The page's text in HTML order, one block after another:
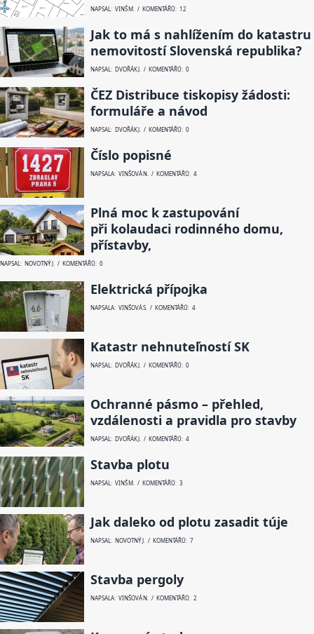
NAPSAL: VINŠ M. / KOMENTÁŘŮ: 12
Jak to má s nahlížením do katastru
nemovitostí Slovenská republika?
NAPSAL: DVOŘÁK J. / KOMENTÁŘŮ: 0
ČEZ Distribuce tiskopisy žádosti:
formuláře a návod
NAPSAL: DVOŘÁK J. / KOMENTÁŘŮ: 0
Číslo popisné
NAPSALA: VINŠOVÁ N. / KOMENTÁŘŮ: 4
Plná moc k zastupování
při kolaudaci rodinného domu,
přístavby,
NAPSAL: NOVOTNÝ J. / KOMENTÁŘŮ: 0
Elektrická přípojka
NAPSALA: VINŠOVÁ S. / KOMENTÁŘŮ: 4
Katastr nehnuteľností SK
NAPSAL: DVOŘÁK J. / KOMENTÁŘŮ: 0
Ochranné pásmo – přehled,
vzdálenosti a pravidla pro stavby
NAPSAL: DVOŘÁK J. / KOMENTÁŘŮ: 4
Stavba plotu
NAPSAL: VINŠ M. / KOMENTÁŘŮ: 3
Jak daleko od plotu zasadit túje
NAPSAL: NOVOTNÝ J. / KOMENTÁŘŮ: 7
Stavba pergoly
NAPSALA: VINŠOVÁ N. / KOMENTÁŘŮ: 2